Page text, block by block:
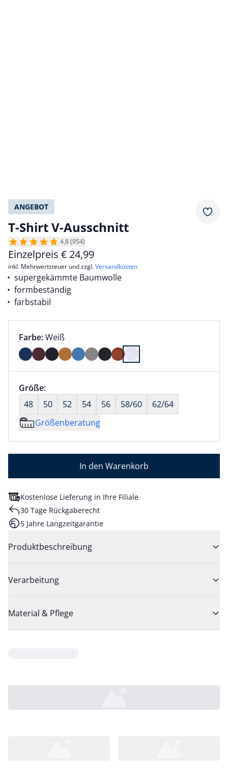
ANGEBOT
T-Shirt V-Ausschnitt
4,8 (954)
Einzelpreis € 24,99
inkl. Mehrwertsteuer und zzgl.Versandkosten
supergekämmte Baumwolle
formbeständig
farbstabil
Farbauswahl:
Farbe:aktuell ausgewählt:
Weiß
Farbe Weiß ausgewählt
Größenauswahl:
Größe:nichts ausgewählt
48
50 52 54 56 58/60
62/64
Größenberatung
In den Warenkorb
Kostenlose Lieferung in Ihre Filiale
30 Tage Rückgaberecht
5 Jahre Langzeitgarantie
Produktbeschreibung
Verarbeitung
Material & Pflege